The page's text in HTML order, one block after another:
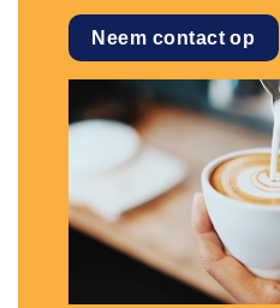
Neem contact op